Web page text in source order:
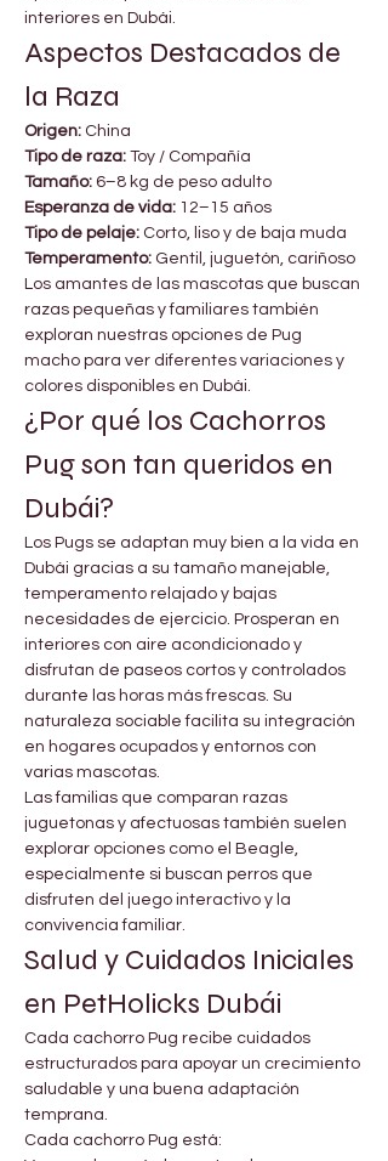
interiores en Dubái.
Aspectos Destacados de
la Raza
Origen: China
Tipo de raza: Toy / Compañía
Tamaño: 6–8 kg de peso adulto
Esperanza de vida: 12–15 años
Tipo de pelaje: Corto, liso y de baja muda
Temperamento: Gentil, juguetón, cariñoso
Los amantes de las mascotas que buscan
razas pequeñas y familiares también
exploran nuestras opciones de Pug
macho para ver diferentes variaciones y
colores disponibles en Dubái.
¿Por qué los Cachorros
Pug son tan queridos en
Dubái?
Los Pugs se adaptan muy bien a la vida en
Dubái gracias a su tamaño manejable,
temperamento relajado y bajas
necesidades de ejercicio. Prosperan en
interiores con aire acondicionado y
disfrutan de paseos cortos y controlados
durante las horas más frescas. Su
naturaleza sociable facilita su integración
en hogares ocupados y entornos con
varias mascotas.
Las familias que comparan razas
juguetonas y afectuosas también suelen
explorar opciones como el Beagle,
especialmente si buscan perros que
disfruten del juego interactivo y la
convivencia familiar.
Salud y Cuidados Iniciales
en PetHolicks Dubái
Cada cachorro Pug recibe cuidados
estructurados para apoyar un crecimiento
saludable y una buena adaptación
temprana.
Cada cachorro Pug está: